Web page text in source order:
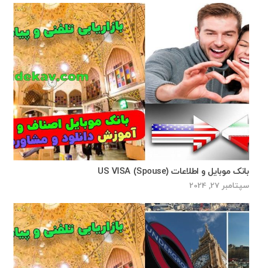
بانک موبایل و اطلاعات US VISA (Spouse)
سپتامبر 27, 2024